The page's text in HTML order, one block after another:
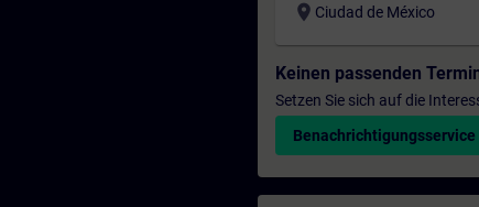
location_on Ciudad de México
Keinen passenden
Setzen Sie sich auf die